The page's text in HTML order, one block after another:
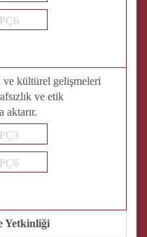
PÇ6
kültürel gelişmeleri
ve etik
aktarır.
PÇ3
PÇ6
Yetkinliği